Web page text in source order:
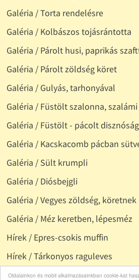
Oldalainkon és mobil alkalmazásainkban cookie-kat
Galéria / Torta rendelésre
Galéria / Kolbászos tojásrántotta
Galéria / Párolt husi, paprikás
Galéria / Párolt zöldség köret
Galéria / Gulyás, tarhonyával
Galéria / Füstölt szalonna, szalámi
Galéria / Füstölt - pácolt
Galéria / Kacskacomb pácban
Galéria / Sült krumpli
Galéria / Diósbejgli
Galéria / Vegyes zöldség, köretnek
Galéria / Méz keretben, lépesméz
Hírek / Epres-csokis muffin
Hírek / Tárkonyos raguleves
Hírek / Keksztekercs szinesen